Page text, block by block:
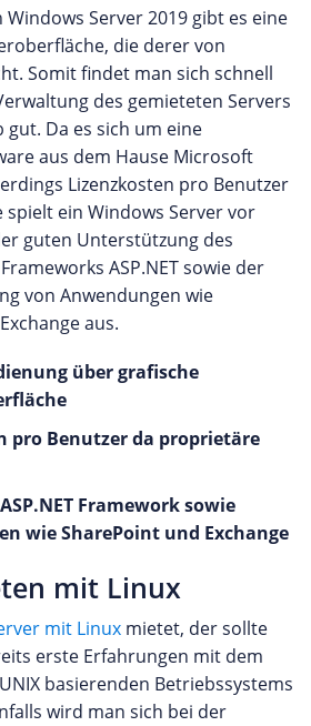
Server 2019 gibt es eine
die derer von
Somit findet man sich schnell
des gemieteten Servers
gut. Da es sich um eine
aus dem Hause Microsoft
Lizenzkosten pro Benutzer
spielt ein Windows Server vor
guten Unterstützung des
ASP.NET sowie der
von Anwendungen wie
aus.
über grafische
pro Benutzer da proprietäre
Framework sowie
wie SharePoint und Exchange
mit Linux
mit Linux mietet, der sollte
erste Erfahrungen mit dem
basierenden Betriebssystems
wird man sich bei der